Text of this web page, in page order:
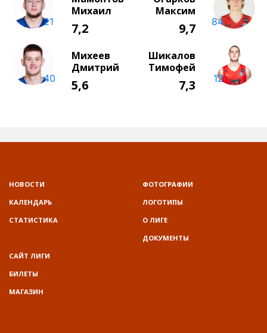
НОВОСТИ
КАЛЕНДАРЬ
СТАТИСТИКА
ФОТОГРАФИИ
ЛОГОТИПЫ
О ЛИГЕ
ДОКУМЕНТЫ
САЙТ ЛИГИ
БИЛЕТЫ
МАГАЗИН